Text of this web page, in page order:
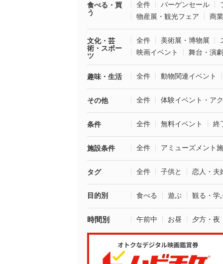
食べる・買
う
全件 バーゲンセール
物産展・観光フェア
商
文化・芸
術・スポー
ツ
全件 美術展・博物展
映画イベント
舞台・演劇
趣味・生活 全件 動物関連イベント
その他 全件 体験イベント・ア
条件 全件 無料イベント 終
施設条件 全件 アミューズメント
タグ 全件 子供と 恋人・夫
目的別 食べる 遊ぶ 観る・学
時間別 午前中 お昼 夕方・夜